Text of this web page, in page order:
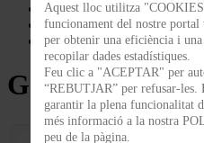
Galeries
Celebracions
Graduació 4t ESO 2019
Graduació 4t
Aquest lloc utilitza
funcionament del nostre
per obtenir una eficiència i
recopilar dades estadístiques.
Feu clic a "ACEPTAR" per
“REBUTJAR” per refusar-les.
garantir la plena funcionalitat
més informació a la nostra
peu de la pàgina.